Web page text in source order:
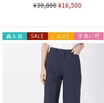
¥30,800¥16,500
再入荷 SALE L SIZE 手洗い可